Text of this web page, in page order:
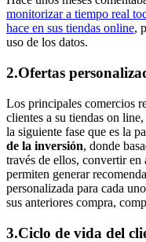
monitorizar a tiempo real
hace en sus tiendas online,
uso de los datos.
2.Ofertas
Los principales comercios
clientes a su tiendas on
la siguiente fase que es la
de la inversión, donde
través de ellos, convertir en
permiten generar
personalizada para cada
sus anteriores compra,
3.Ciclo de vida del